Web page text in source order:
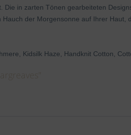
in zarten Tönen gearbeiteten
der Morgensonne auf Ihrer
Kidsilk Haze, Handknit Cotton,